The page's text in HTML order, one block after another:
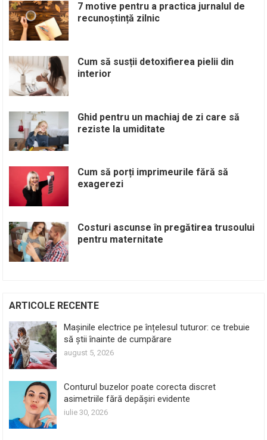
7 motive pentru a practica jurnalul de
recunoștință zilnic
Cum să susții detoxifierea pielii din
interior
Ghid pentru un machiaj de zi care să
reziste la umiditate
Cum să porți imprimeurile fără să
exagerezi
Costuri ascunse în pregătirea trusoului
pentru maternitate
ARTICOLE RECENTE
Mașinile electrice pe înțelesul tuturor: ce trebuie
să știi înainte de cumpărare
august 5, 2026
Conturul buzelor poate corecta discret
asimetriile fără depășiri evidente
iulie 30, 2026